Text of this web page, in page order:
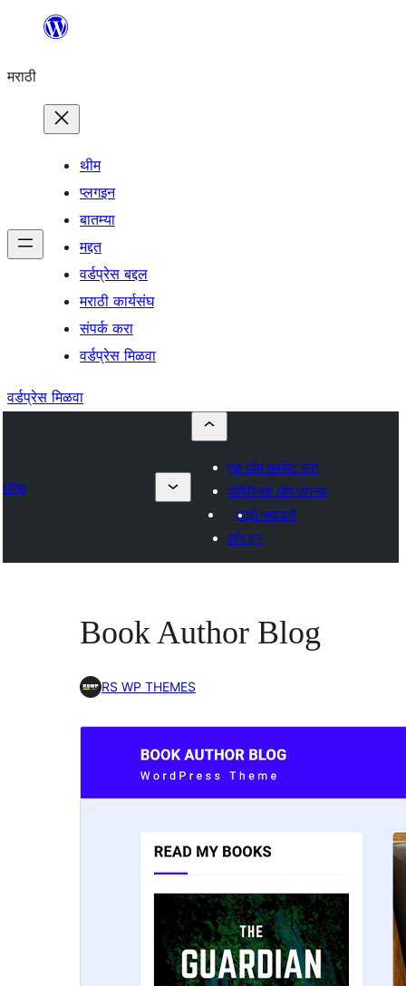
सामुग्रीवर
मराठी
थीम
प्लगइन
बातम्या
मद्दत
वर्डप्रेस बद्दल
मराठी कार्यसंघ
संपर्क करा
वर्डप्रेस मिळवा
वर्डप्रेस मिळवा
थीम्स
एक थीम सबमिट करा
वाणिज्यिक थीम कंपन्या
माझी आवडती
लॉग इन
Book Author Blog
RS WP THEMES